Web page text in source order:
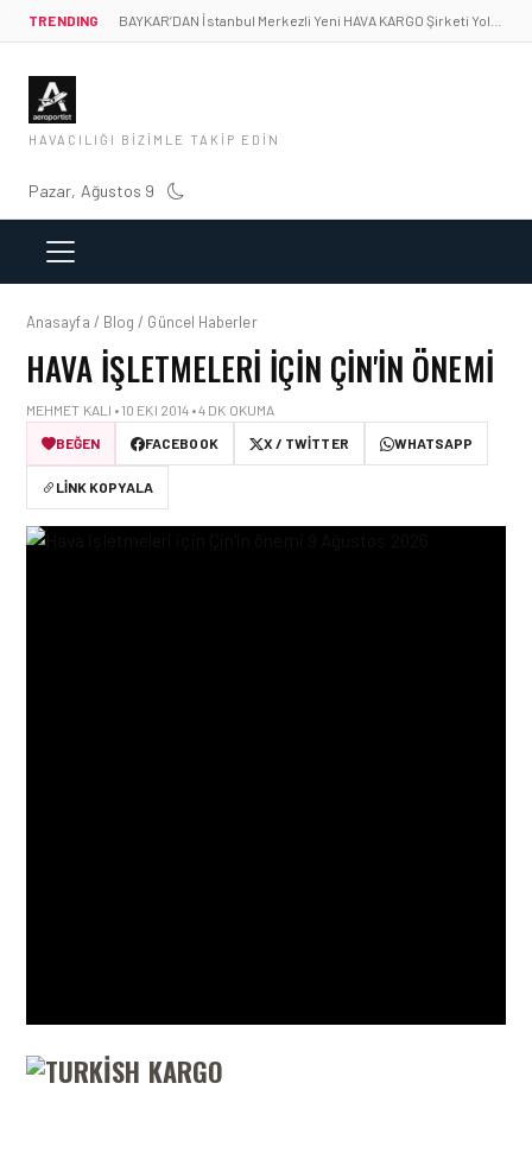
TRENDING
HAVACILIĞI BIZIMLE TAKIP EDIN
Pazar, Ağustos 9
Anasayfa / Blog / Güncel Haberler
HAVA IŞLETMELERI IÇIN ÇIN'IN ÖNEMI
MEHMET KALI • 10 EKI 2014 • 4 DK OKUMA
BEĞEN
FACEBOOK X / TWITTER WHATSAPP
LINK KOPYALA